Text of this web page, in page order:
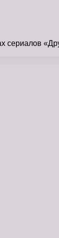
сериалов